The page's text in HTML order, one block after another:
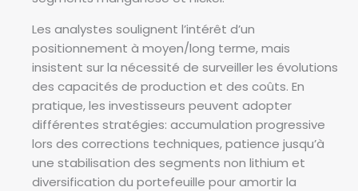
Les analystes soulignent l’intérêt d’un
positionnement à moyen/long terme, mais
insistent sur la nécessité de surveiller les évolutions
des capacités de production et des coûts. En
pratique, les investisseurs peuvent adopter
différentes stratégies: accumulation progressive
lors des corrections techniques, patience jusqu’à
une stabilisation des segments non lithium et
diversification du portefeuille pour amortir la